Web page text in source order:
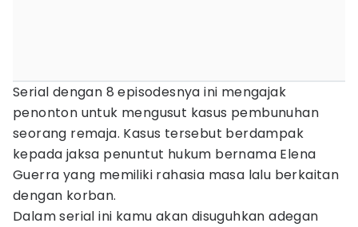
Serial dengan 8 episodesnya ini mengajak
penonton untuk mengusut kasus pembunuhan
seorang remaja. Kasus tersebut berdampak
kepada jaksa penuntut hukum bernama Elena
Guerra yang memiliki rahasia masa lalu berkaitan
dengan korban.
Dalam serial ini kamu akan disuguhkan adegan